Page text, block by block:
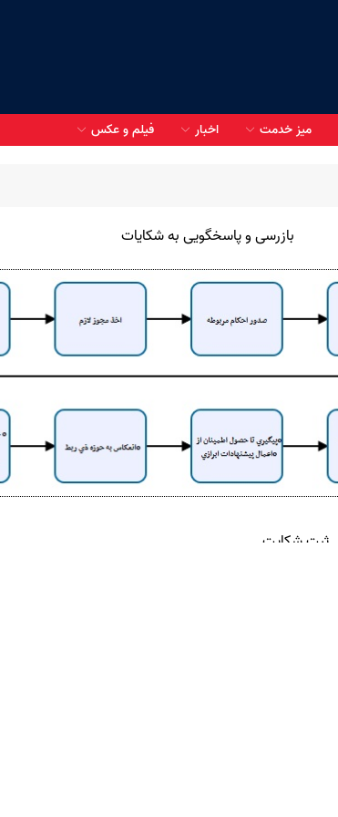
میز خدمت
طرح درمان غیر مستقیم
اخبار فیلم و عکس
بازرسی و پاسخگویی به شکایات
ثبت شکایت